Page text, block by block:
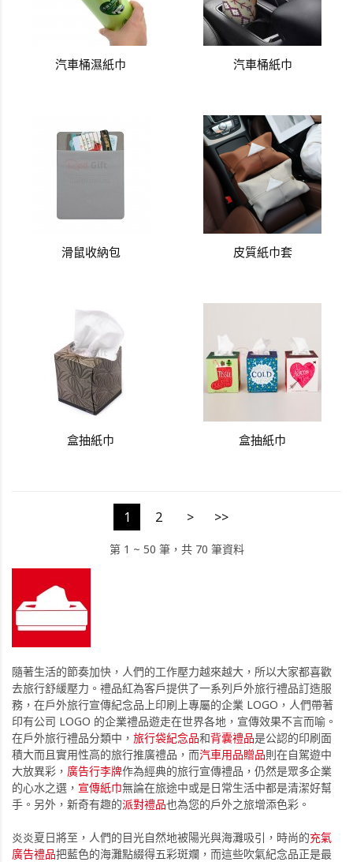
汽車桶濕紙巾 汽車桶紙巾
滑鼠收納包 皮質紙巾套
盒抽紙巾 盒抽紙巾
1 2 > >>
第 1 ~ 50 筆，共 70 筆資料
隨著生活的節奏加快，人們的工作壓力越來越大，所以大家都喜歡
去旅行舒緩壓力。禮品紅為客戶提供了一系列戶外旅行禮品訂造服
務，在戶外旅行宣傳紀念品上印刷上專屬的企業 LOGO，人們帶著
印有公司 LOGO 的企業禮品遊走在世界各地，宣傳效果不言而喻。
在戶外旅行禮品分類中， 旅行袋紀念品和背囊禮品是公認的印刷面
積大而且實用性高的旅行推廣禮品，而汽車用品贈品則在自駕遊中
大放異彩， 廣告行李牌作為經典的旅行宣傳禮品，仍然是眾多企業
的心水之選， 宣傳紙巾無論在旅途中或是日常生活中都是清潔好幫
手。另外，新奇有趣的派對禮品也為您的戶外之旅增添色彩。
炎炎夏日將至，人們的目光自然地被陽光與海灘吸引，時尚的充氣
廣告禮品把藍色的海灘點綴得五彩斑斕，而這些吹氣紀念品正是最